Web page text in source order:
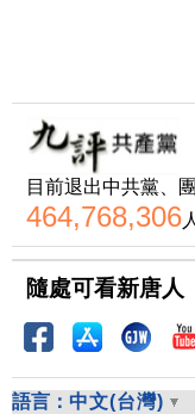
目前退出中共黨、
464,768,306人
隨處可看新唐人
語言： 中文(台灣)